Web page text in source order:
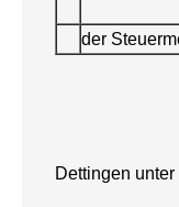
der
Dettingen